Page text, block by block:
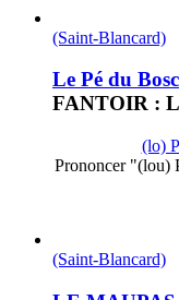
(Saint-Blancard)
Le Pé du Bosc
FANTOIR :
(lo)
Prononcer "(lou)
(Saint-Blancard)